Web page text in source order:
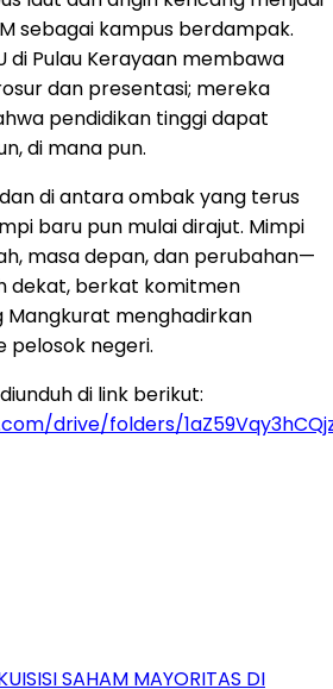
sebagai kampus berdampak.
di Pulau Kerayaan membawa
dan presentasi; mereka
pendidikan tinggi dapat
di mana pun.
di antara ombak yang terus
baru pun mulai dirajut. Mimpi
masa depan, dan perubahan—
dekat, berkat komitmen
Mangkurat menghadirkan
pelosok negeri.
di link berikut:
drive/folders/
SAHAM MAYORITAS DI